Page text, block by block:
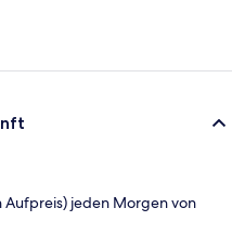
jeden Morgen von